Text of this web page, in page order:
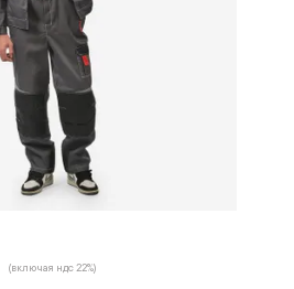
(включая ндс 22%)